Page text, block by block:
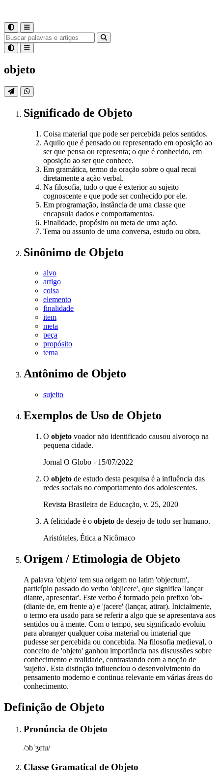
objeto
Significado de Objeto
Coisa material que pode ser percebida pelos sentidos.
Aquilo que é pensado ou representado em oposição ao
ser que pensa ou representa; o que é conhecido, em
oposição ao ser que conhece.
Em gramática, termo da oração sobre o qual recai
diretamente a ação verbal.
Na filosofia, tudo o que é exterior ao sujeito
cognoscente e que pode ser conhecido por ele.
Em programação, instância de uma classe que
encapsula dados e comportamentos.
Finalidade, propósito ou meta de uma ação.
Tema ou assunto de uma conversa, estudo ou obra.
Sinônimo de Objeto
alvo
artigo
coisa
elemento
finalidade
item
meta
peça
propósito
tema
Antônimo de Objeto
sujeito
Exemplos de Uso de Objeto
O objeto voador não identificado causou alvoroço na
pequena cidade.
Jornal O Globo - 15/07/2022
O objeto de estudo desta pesquisa é a influência das
redes sociais no comportamento dos adolescentes.
Revista Brasileira de Educação, v. 25, 2020
A felicidade é o objeto de desejo de todo ser humano.
Aristóteles, Ética a Nicômaco
Origem / Etimologia de Objeto
A palavra 'objeto' tem sua origem no latim 'objectum',
particípio passado do verbo 'objicere', que significa 'lançar
diante, apresentar'. Este verbo é formado pelo prefixo 'ob-'
(diante de, em frente a) e 'jacere' (lançar, atirar). Inicialmente,
o termo era usado para se referir a algo que se apresentava aos
sentidos ou à mente. Com o tempo, seu significado evoluiu
para abranger qualquer coisa material ou imaterial que
pudesse ser percebida ou concebida. Na filosofia medieval, o
conceito de 'objeto' ganhou importância nas discussões sobre
conhecimento e realidade, contrastando com a noção de
'sujeito'. Esta distinção influenciou o desenvolvimento do
pensamento moderno e continua relevante em várias áreas do
conhecimento.
Definição de Objeto
Pronúncia de Objeto
/ɔbˈʒɛtu/
Classe Gramatical de Objeto